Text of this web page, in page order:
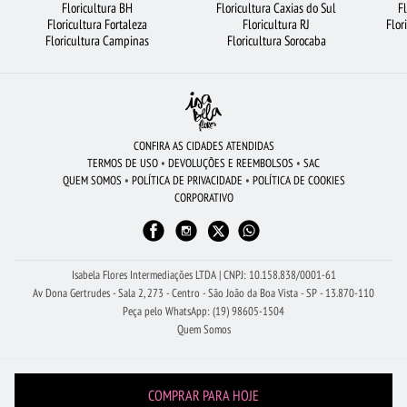
FLORICULTURA SÃO BERNARDO DO CAMPO BUQUÊ DE 20 ROSAS VERMELHAS
BUQUÊ DE 12 ROSAS VERMELHAS
ARRANJO DE FLORES
FLORICULTURA SANTO ANDRÉ FLORICULTURA SALVADOR
FLORICULTURA JOÃO PESSOA
BUQUÊ DE ROSAS VERMELHAS CESTA DE FRUTAS
Floricultura BH
Floricultura Fortaleza
Floricultura Campinas
Floricultura Caxias do Sul
Floricultura RJ
Floricultura Sorocaba
CONFIRA AS CIDADES ATENDIDAS
TERMOS DE USO • DEVOLUÇÕES E REEMBOLSOS • SAC
QUEM SOMOS • POLÍTICA DE PRIVACIDADE • POLÍTICA DE COOKIES
CORPORATIVO
Isabela Flores Intermediações LTDA | CNPJ: 10.158.838/0001-61
Av Dona Gertrudes - Sala 2, 273 - Centro - São João da Boa Vista - SP - 13.870-110
Peça pelo WhatsApp: (19) 98605-1504
Quem Somos
COMPRAR PARA HOJE